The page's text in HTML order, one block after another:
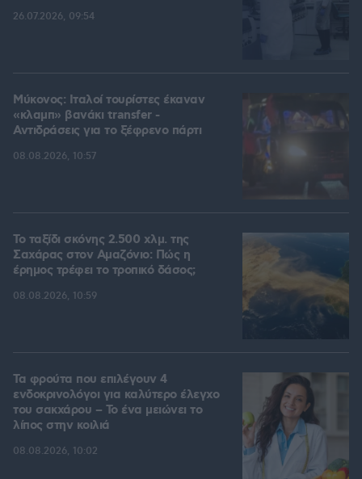
26.07.2026, 09:54
Μύκονος: Ιταλοί τουρίστες έκαναν
«κλαμπ» βανάκι transfer -
Αντιδράσεις για το ξέφρενο πάρτι
08.08.2026, 10:57
Το ταξίδι σκόνης 2.500 χλμ. της
Σαχάρας στον Αμαζόνιο: Πώς η
έρημος τρέφει το τροπικό δάσος;
08.08.2026, 10:59
Τα φρούτα που επιλέγουν 4
ενδοκρινολόγοι για καλύτερο έλεγχο
του σακχάρου – Το ένα μειώνει το
λίπος στην κοιλιά
08.08.2026, 10:02